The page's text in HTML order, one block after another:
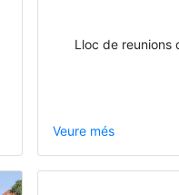
Lloc de reunions
Veure més